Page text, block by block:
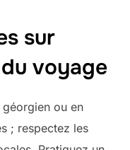
sur
voyage
ou en
; respectez les